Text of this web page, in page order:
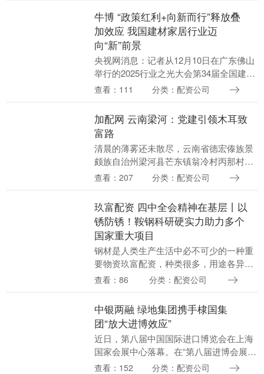
报 第一财经广....
牛博 “政策红利+向新而行”释放叠
加效应 我国建材家居行业迈
向“新”前景
央视网消息：记者从12月10日在广东佛山
举行的2025行业之光大会第34届全国建材
与家居行业年会上获悉牛博，随着居民生
与企业....
查看：111 分类：配资公司
加配网 云南梁河：党建引领木耳致
富路
清晨的薄雾还未散尽，云南省德宏傣族景
颇族自治州梁河县芒东镇翁冷村丙那村民
小组的活动室已是一派热火朝天的景象。
配网，动作娴熟，....
查看：207 分类：配资公司
玖富配资 四中全会精神在基层丨以
锈防锈！鞍钢科研硬实力助力多个
国家重大项目
钢材是人类生产生活中必不可少的一种重
要物资玖富配资，种类很多，用途各异。
有一种钢材广泛应用于建筑、桥梁、塔架
一定量的合金元素....
查看：86 分类：配资公司
中银两融 绿地集团携手棣国集
团“放大进博效应”
近日，第八届中国国际进口博览会在上海
国家会展中心落幕。在“第八届进博会展品
变商品行动签约仪式”上，绿地集团与上海
查看：152 分类：配资公司